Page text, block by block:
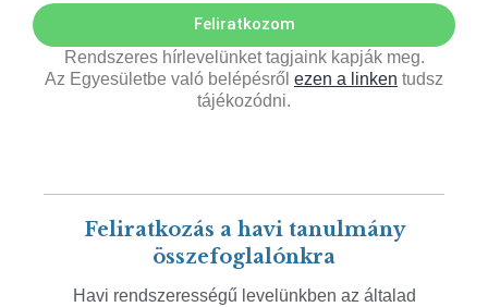
Feliratkozom
Rendszeres hírlevelünket tagjaink kapják meg.
Az Egyesületbe való belépésről ezen a linken tudsz
tájékozódni.
Feliratkozás a havi tanulmány
összefoglalónkra
Havi rendszerességű levelünkben az általad